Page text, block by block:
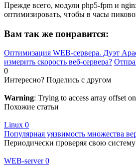
Прежде всего, модули php5-fpm и
оптимизировать, чтобы в часы
Вам так же понравится:
Оптимизация WEB-сервера. Дуэт
измерить скорость веб-сервера?
0
Интересно? Поделись с другом
Warning: Trying to access array offset
Похожие статьи
Linux 0
Популярная уязвимость множества
Периодически проверяя свою
WEB-server0